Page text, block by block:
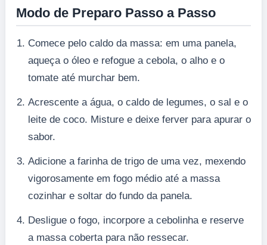
Modo de Preparo Passo a Passo
Comece pelo caldo da massa: em uma panela,
aqueça o óleo e refogue a cebola, o alho e o
tomate até murchar bem.
Acrescente a água, o caldo de legumes, o sal e o
leite de coco. Misture e deixe ferver para apurar o
sabor.
Adicione a farinha de trigo de uma vez, mexendo
vigorosamente em fogo médio até a massa
cozinhar e soltar do fundo da panela.
Desligue o fogo, incorpore a cebolinha e reserve
a massa coberta para não ressecar.